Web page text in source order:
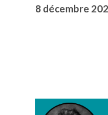
8 décembre